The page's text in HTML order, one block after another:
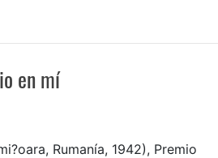
en mí
Rumanía, 1942), Premio